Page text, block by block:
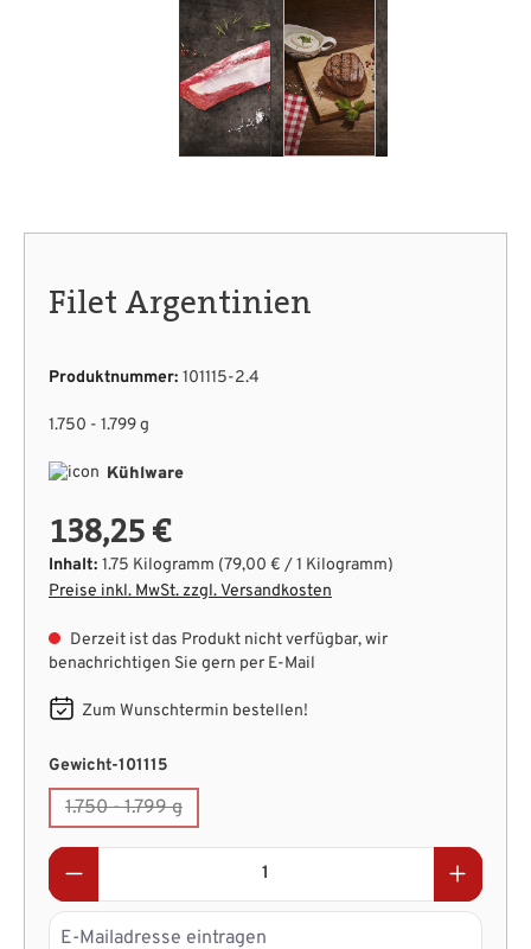
Filet Argentinien
Produktnummer: 101115-2.4
1.750 - 1.799 g
Kühlware
138,25 €
Inhalt: 1.75 Kilogramm (79,00 € / 1 Kilogramm)
Preise inkl. MwSt. zzgl. Versandkosten
Derzeit ist das Produkt nicht verfügbar, wir
benachrichtigen Sie gern per E-Mail
Zum Wunschtermin bestellen!
Gewicht-101115
1.750 - 1.799 g
(Diese Option ist zurzeit nicht verfügbar.)